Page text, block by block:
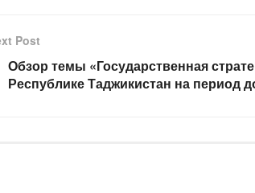
Post
Обзор темы «Государственная
Республике Таджикистан на период